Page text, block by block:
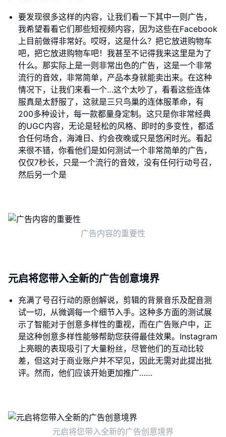
要发现很多这样的内容，让我们看一下其中一则广告，
我希望看看它们那些短视频内容，因为这些在Facebook
上目前做得非常好。哎呀，这是什么？把它放进购物车
吧，把它放进购物车吧！我甚至不记得我来这里是为了
什么。那实际上是一则非常出色的广告，这是一个非常
流行的音效，非常简单，产品本身就能卖出来。在这种
情况下，让我们来看一个…这个太吵了，看看这些连体
服真是太舒服了，这就是三只鸟巢的连体服革命，有
200多种设计，每一款都量身定制。这只是你非常经典
的UGC内容，无论是轻松的风格、即时的多变性，都适
合任何场合，海滩日、约会夜晚或只是悠闲时光。看起
来很不错，你看他们是如何测试一个非常简单的广告，
仅仅7秒长，只是一个流行的音效，没有任何行动号召，
然后另一个是
广告内容的重要性
元启将您带入全新的广告创意境界
充满了号召行动的原创解说，剪辑的背景音乐及配音测
试一切，从微调每一个细节入手。这种多方面的测试展
示了智能对于创意多样性的重视，而在广告账户中，正
是这种创意多样性能够帮助您获得最佳效果。Instagram
上亮眼的表现吸引了大量粉丝，尽管他们的互动比较
差，但这对于商业账户并不罕见，因此无需对此提出批
评。然而，他们应该开始更加推广……
元启将您带入全新的广告创意境界